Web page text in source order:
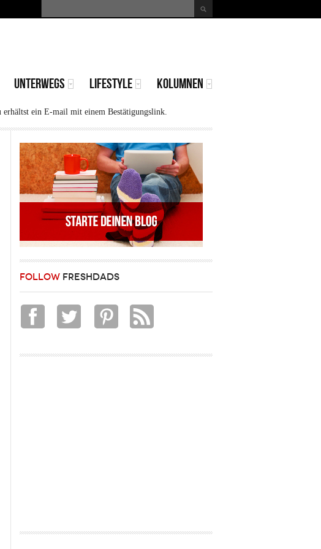
Suchformular
UNTERWEGS LIFESTYLE KOLUMNEN
ein E-mail mit einem Bestätigungslink.
FOLLOW FRESHDADS